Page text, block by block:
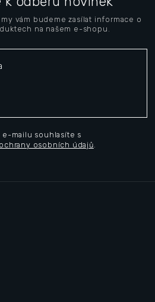
vám budeme zasílat informace o
na našem e-shopu.
e-mailu souhlasíte s
osobních údajů.